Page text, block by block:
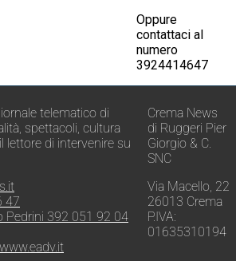
Oppure
contattaci al
numero
3924414647
telematico di
spettacoli, cultura
lettore di intervenire su
47
Pedrini 392 051 92 04
www.eadv.it
Crema News
di Ruggeri Pier
Giorgio & C.
SNC
Via Macello, 22
26013 Crema
P.IVA:
01635310194